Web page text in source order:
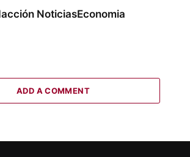
NoticiasEconomia
ADD A COMMENT